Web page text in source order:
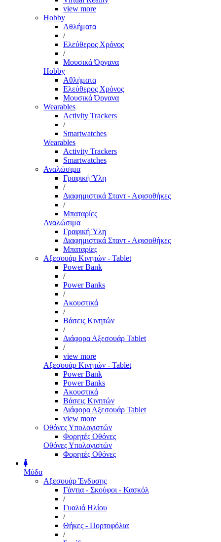
view more
Hobby
Αθλήματα
/
Ελεύθερος Χρόνος
/
Μουσικά Όργανα
Hobby
Αθλήματα
Ελεύθερος Χρόνος
Μουσικά Όργανα
Wearables
Activity Trackers
/
Smartwatches
Wearables
Activity Trackers
Smartwatches
Αναλώσιμα
Γραφική Ύλη
/
Διαφημιστικά Σταντ - Αφισοθήκες
/
Μπαταρίες
Αναλώσιμα
Γραφική Ύλη
Διαφημιστικά Σταντ - Αφισοθήκες
Μπαταρίες
Αξεσουάρ Κινητών - Tablet
Power Bank
/
Power Banks
/
Ακουστικά
/
Βάσεις Κινητών
/
Διάφορα Αξεσουάρ Tablet
/
view more
Αξεσουάρ Κινητών - Tablet
Power Bank
Power Banks
Ακουστικά
Βάσεις Κινητών
Διάφορα Αξεσουάρ Tablet
view more
Οθόνες Υπολογιστών
Φορητές Οθόνες
Οθόνες Υπολογιστών
Φορητές Οθόνες
Μόδα
Αξεσουάρ Ένδυσης
Γάντια - Σκούφοι - Κασκόλ
/
Γυαλιά Ηλίου
/
Θήκες - Πορτοφόλια
/